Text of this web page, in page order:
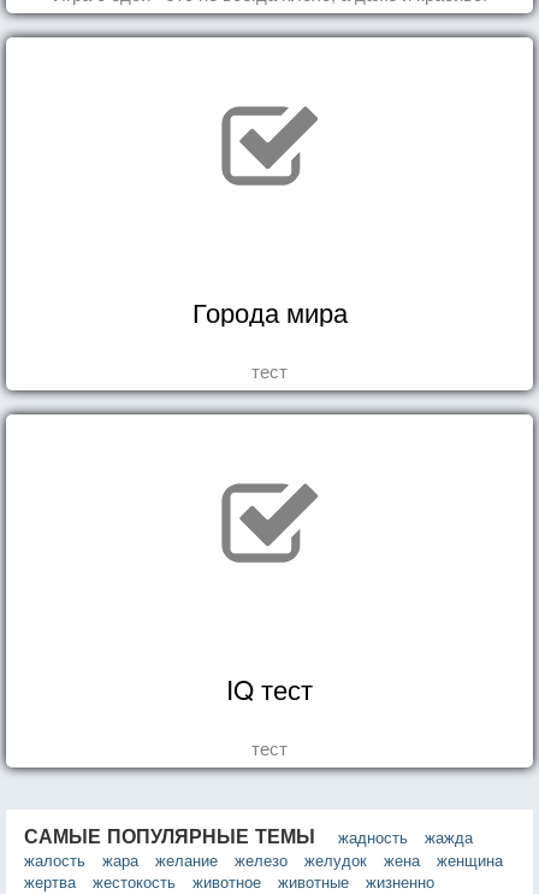
Города мира
тест
IQ тест
тест
САМЫЕ ПОПУЛЯРНЫЕ ТЕМЫ жадность
жажда
жалость
жара желание железо желудок жена
женщина
жертва
жестокость животное животные
жизненно